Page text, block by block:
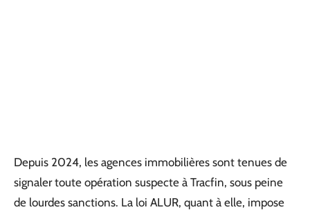
Depuis 2024, les agences immobilières sont tenues de
signaler toute opération suspecte à Tracfin, sous peine
de lourdes sanctions. La loi ALUR, quant à elle, impose